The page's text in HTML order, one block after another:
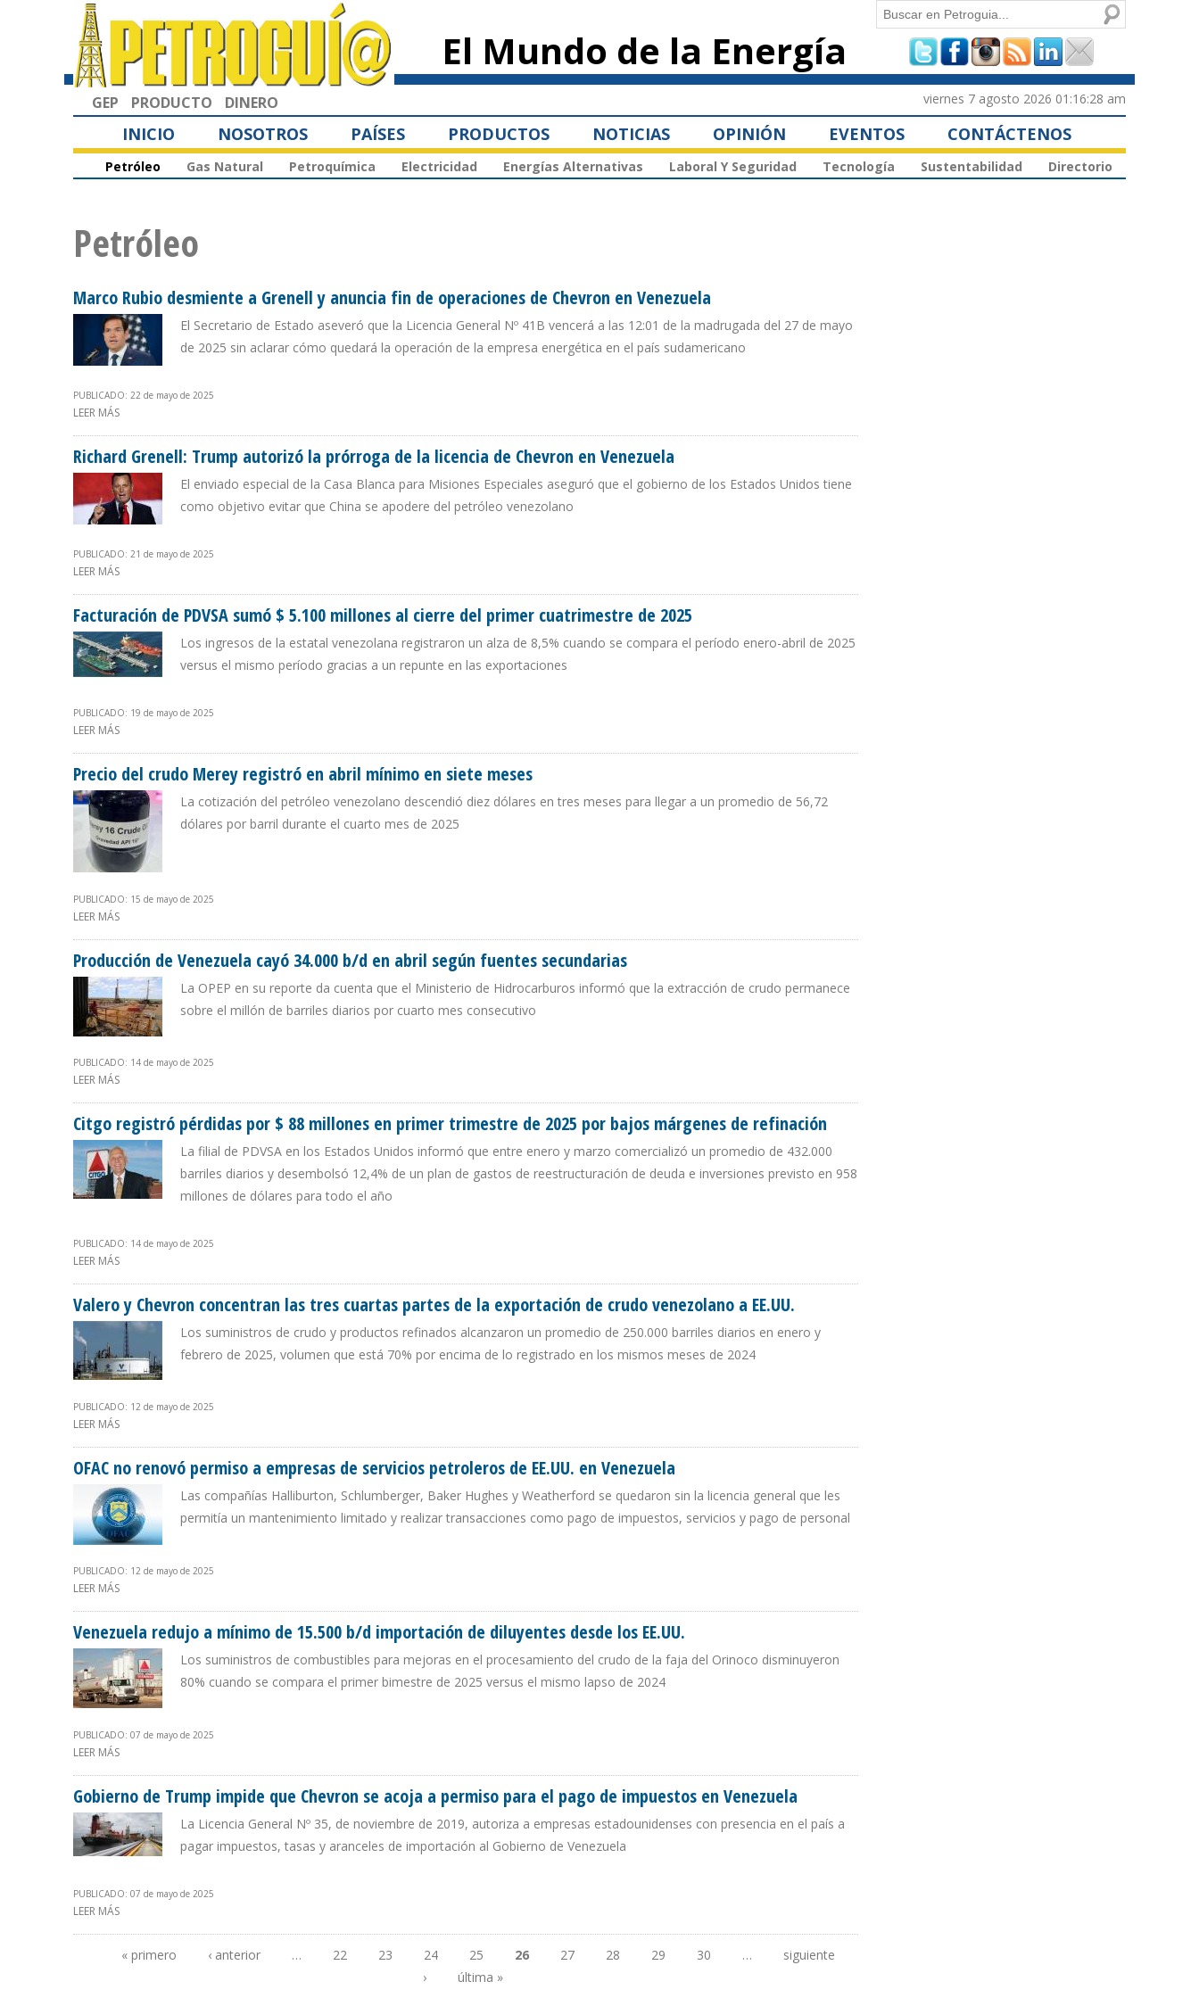
principal
El Mundo de la Energía
Formulario de
búsqueda
Buscar
GEP PRODUCTO DINERO viernes 7 agosto 2026 01:16:28 am
INICIO NOSOTROS PAÍSES PRODUCTOS NOTICIAS OPINIÓN EVENTOS CONTÁCTENOS
Petróleo Gas Natural Petroquímica Electricidad Energías Alternativas Laboral Y Seguridad Tecnología Sustentabilidad Directorio
Petróleo
Marco Rubio desmiente a Grenell y anuncia fin de operaciones de Chevron en Venezuela
El Secretario de Estado aseveró que la Licencia General Nº 41B vencerá a las 12:01 de la madrugada del 27 de mayo
de 2025 sin aclarar cómo quedará la operación de la empresa energética en el país sudamericano
PUBLICADO: 22 de mayo de 2025
LEER MÁS
Richard Grenell: Trump autorizó la prórroga de la licencia de Chevron en Venezuela
El enviado especial de la Casa Blanca para Misiones Especiales aseguró que el gobierno de los Estados Unidos tiene
como objetivo evitar que China se apodere del petróleo venezolano
PUBLICADO: 21 de mayo de 2025
LEER MÁS
Facturación de PDVSA sumó $ 5.100 millones al cierre del primer cuatrimestre de 2025
Los ingresos de la estatal venezolana registraron un alza de 8,5% cuando se compara el período enero-abril de 2025
versus el mismo período gracias a un repunte en las exportaciones
PUBLICADO: 19 de mayo de 2025
LEER MÁS
Precio del crudo Merey registró en abril mínimo en siete meses
La cotización del petróleo venezolano descendió diez dólares en tres meses para llegar a un promedio de 56,72
dólares por barril durante el cuarto mes de 2025
PUBLICADO: 15 de mayo de 2025
LEER MÁS
Producción de Venezuela cayó 34.000 b/d en abril según fuentes secundarias
La OPEP en su reporte da cuenta que el Ministerio de Hidrocarburos informó que la extracción de crudo permanece
sobre el millón de barriles diarios por cuarto mes consecutivo
PUBLICADO: 14 de mayo de 2025
LEER MÁS
Citgo registró pérdidas por $ 88 millones en primer trimestre de 2025 por bajos márgenes de refinación
La filial de PDVSA en los Estados Unidos informó que entre enero y marzo comercializó un promedio de 432.000
barriles diarios y desembolsó 12,4% de un plan de gastos de reestructuración de deuda e inversiones previsto en 958
millones de dólares para todo el año
PUBLICADO: 14 de mayo de 2025
LEER MÁS
Valero y Chevron concentran las tres cuartas partes de la exportación de crudo venezolano a EE.UU.
Los suministros de crudo y productos refinados alcanzaron un promedio de 250.000 barriles diarios en enero y
febrero de 2025, volumen que está 70% por encima de lo registrado en los mismos meses de 2024
PUBLICADO: 12 de mayo de 2025
LEER MÁS
OFAC no renovó permiso a empresas de servicios petroleros de EE.UU. en Venezuela
Las compañías Halliburton, Schlumberger, Baker Hughes y Weatherford se quedaron sin la licencia general que les
permitía un mantenimiento limitado y realizar transacciones como pago de impuestos, servicios y pago de personal
PUBLICADO: 12 de mayo de 2025
LEER MÁS
Venezuela redujo a mínimo de 15.500 b/d importación de diluyentes desde los EE.UU.
Los suministros de combustibles para mejoras en el procesamiento del crudo de la faja del Orinoco disminuyeron
80% cuando se compara el primer bimestre de 2025 versus el mismo lapso de 2024
PUBLICADO: 07 de mayo de 2025
LEER MÁS
Gobierno de Trump impide que Chevron se acoja a permiso para el pago de impuestos en Venezuela
La Licencia General Nº 35, de noviembre de 2019, autoriza a empresas estadounidenses con presencia en el país a
pagar impuestos, tasas y aranceles de importación al Gobierno de Venezuela
PUBLICADO: 07 de mayo de 2025
LEER MÁS
« primero ‹ anterior … 22 23 24 25 26 27 28 29 30 …
siguiente
›
última »